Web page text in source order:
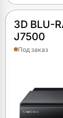
3D BLU-
J7500
Под заказ